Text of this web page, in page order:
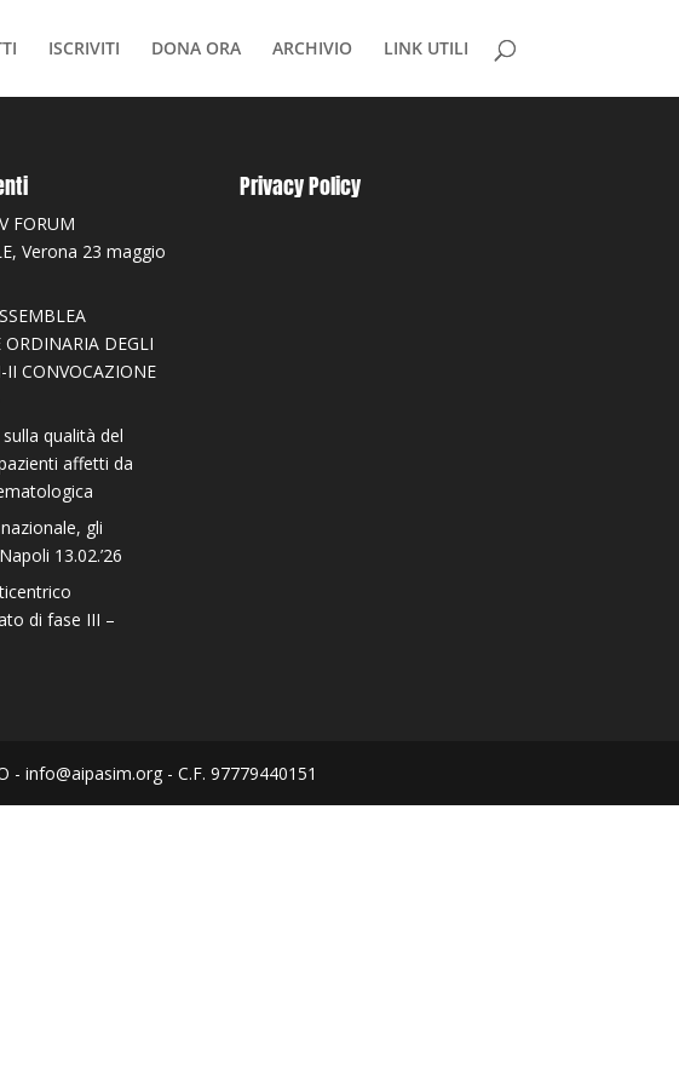
ISCRIVITI DONA ORA ARCHIVIO LINK UTILI
FORUM
Verona 23 maggio
ORDINARIA DEGLI
II CONVOCAZIONE
qualità del
affetti da
gli
13.02.’26
di fase III –
Privacy Policy
info@aipasim.org - C.F. 97779440151